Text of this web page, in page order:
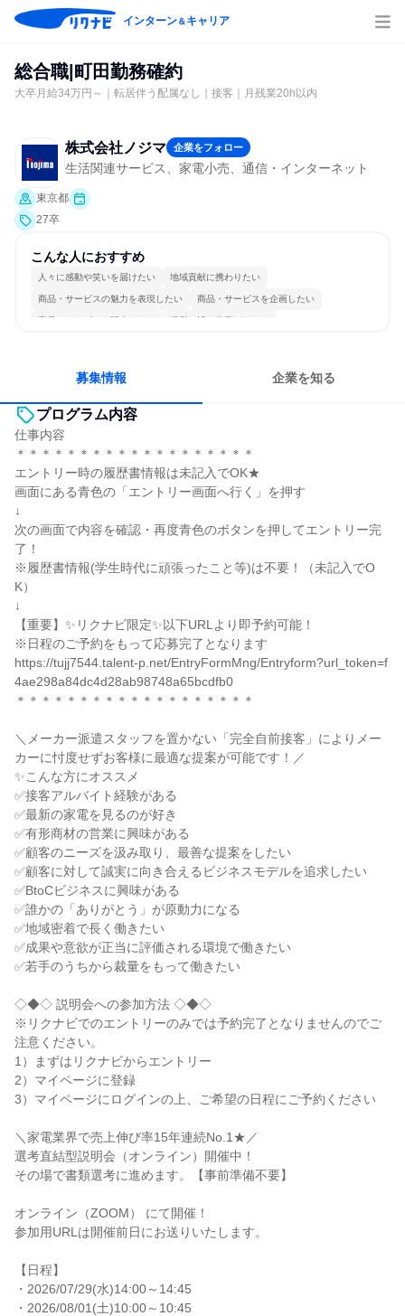
インターン＆キャリア
総合職|町田勤務確約
大卒月給34万円～｜転居伴う配属なし｜接客｜月残業20h以内
株式会社ノジマ 企業をフォロー
生活関連サービス、家電小売、通信・インターネット
東京都
27卒
こんな人におすすめ
人々に感動や笑いを届けたい 地域貢献に携わりたい
商品・サービスの魅力を表現したい 商品・サービスを企画したい
商品・サービスを販売したい 経営に近い仕事がしたい
募集情報 企業を知る
プログラム内容
仕事内容
＊＊＊＊＊＊＊＊＊＊＊＊＊＊＊＊＊＊＊
エントリー時の履歴書情報は未記入でOK★
画面にある青色の「エントリー画面へ行く」を押す
↓
次の画面で内容を確認・再度青色のボタンを押してエントリー完
了！
※履歴書情報(学生時代に頑張ったこと等)は不要！（未記入でO
K）
↓
【重要】✨リクナビ限定✨以下URLより即予約可能！
※日程のご予約をもって応募完了となります
https://tujj7544.talent-p.net/EntryFormMng/Entryform?url_token=f
4ae298a84dc4d28ab98748a65bcdfb0
＊＊＊＊＊＊＊＊＊＊＊＊＊＊＊＊＊＊＊
＼メーカー派遣スタッフを置かない「完全自前接客」によりメー
カーに忖度せずお客様に最適な提案が可能です！／
✨こんな方にオススメ
✅接客アルバイト経験がある
✅最新の家電を見るのが好き
✅有形商材の営業に興味がある
✅顧客のニーズを汲み取り、最善な提案をしたい
✅顧客に対して誠実に向き合えるビジネスモデルを追求したい
✅BtoCビジネスに興味がある
✅誰かの「ありがとう」が原動力になる
✅地域密着で長く働きたい
✅成果や意欲が正当に評価される環境で働きたい
✅若手のうちから裁量をもって働きたい
◇◆◇ 説明会への参加方法 ◇◆◇
※リクナビでのエントリーのみでは予約完了となりませんのでご
注意ください。
1）まずはリクナビからエントリー
2）マイページに登録
3）マイページにログインの上、ご希望の日程にご予約ください
＼家電業界で売上伸び率15年連続No.1★／
選考直結型説明会（オンライン）開催中！
その場で書類選考に進めます。【事前準備不要】
オンライン（ZOOM） にて開催！
参加用URLは開催前日にお送りいたします。
【日程】
・2026/07/29(水)14:00～14:45
・2026/08/01(土)10:00～10:45